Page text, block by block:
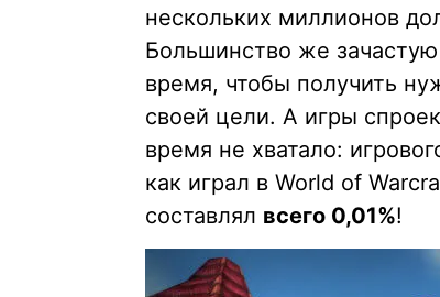
нескольких миллионов
Большинство же
время, чтобы получить
своей цели. А игры
время не хватало:
как играл в World of
составлял всего 0,01%!